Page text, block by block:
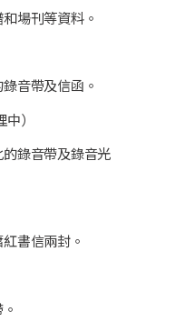
場刊等資料。
音帶及信函。
）
錄音帶及錄音光
書信兩封。